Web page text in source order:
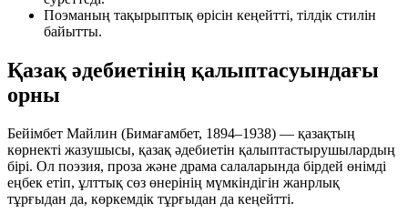
Поэманың тақырыптық өрісін кеңейтті, тілдік стилін
байытты.
Қазақ әдебиетінің қалыптасуындағы
орны
Бейімбет Майлин (Бимағамбет, 1894–1938) — қазақтың
көрнекті жазушысы, қазақ әдебиетін қалыптастырушылардың
бірі. Ол поэзия, проза және драма салаларында бірдей өнімді
еңбек етіп, ұлттық сөз өнерінің мүмкіндігін жанрлық
тұрғыдан да, көркемдік тұрғыдан да кеңейтті.